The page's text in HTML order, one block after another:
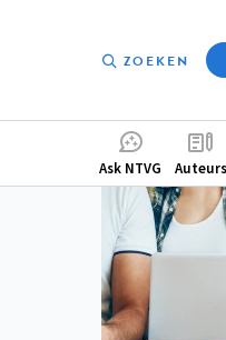
ZOEKEN
menu
Ask NTVG Auteurs